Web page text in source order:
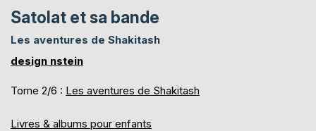
Satolat et sa bande
Les aventures de Shakitash
design nstein
Tome 2/6 : Les aventures de Shakitash
Livres & albums pour enfants